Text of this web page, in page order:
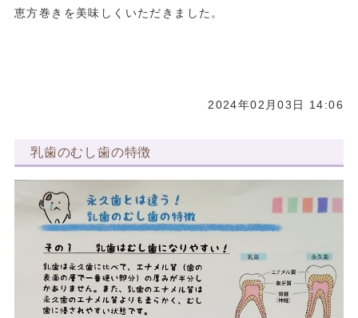
恵方巻きを美味しくいただきました。
2024年02月03日 14:06
乳歯のむし歯の特徴